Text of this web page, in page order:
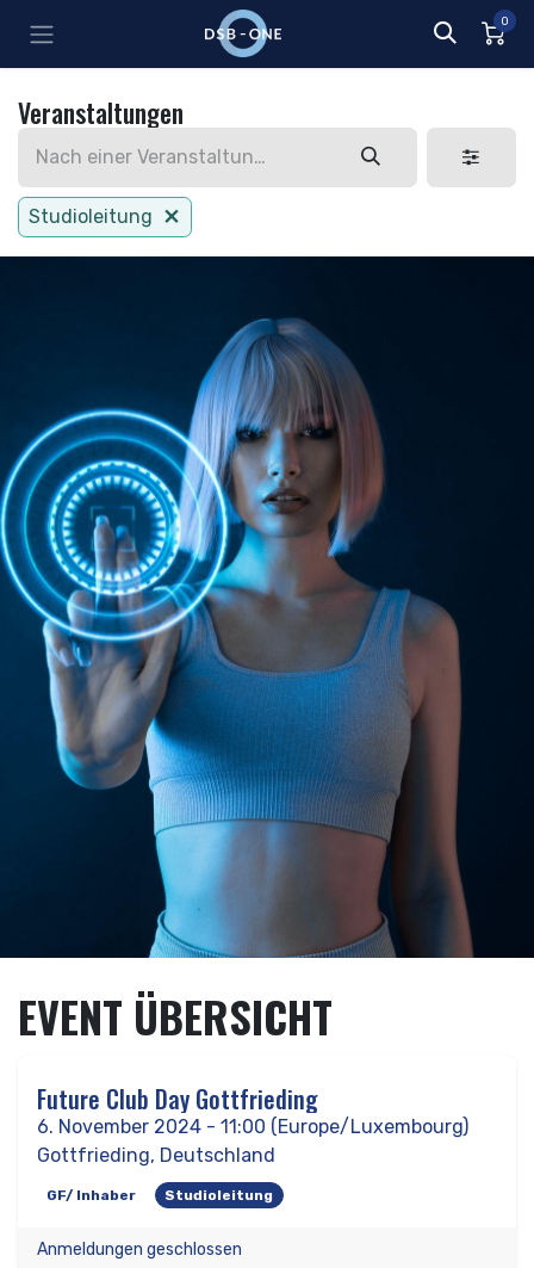
0
Veranstaltungen
Studioleitung
EVENT ÜBERSICHT
06
Future Club Day Gottfrieding
6. November 2024 - 11:00 (Europe/Luxembourg)
Gottfrieding, Deutschland
GF/ Inhaber Studioleitung
Anmeldungen geschlossen